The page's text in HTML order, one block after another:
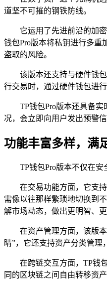
道坚不可摧的钢铁防线。
它运用了先进前沿的加
钱包Pro版本将私钥进行多重
盗取的风险。
该版本还支持与硬件钱
行交易时，通过硬件钱包进
TP钱包Pro版本还具备
况，会立即向用户发出预警
功能丰富多样，满
TP钱包Pro版本不仅在
在交易功能方面，它支
需像以往那样繁琐地切换到
解市场动态，做出更明智、
在资产管理方面，该版
睛”，它还支持资产分类管理
在跨链交互方面，TP钱
同的区块链之间自由转移资